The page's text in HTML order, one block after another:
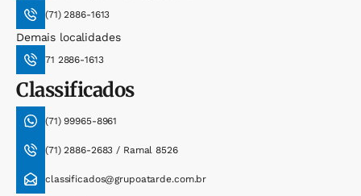
(71) 2886-1613
Demais localidades
71 2886-1613
Classificados
(71) 99965-8961
(71) 2886-2683 / Ramal 8526
classificados@grupoatarde.com.br